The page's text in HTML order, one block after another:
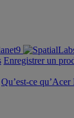
Enregistrer un
Qu’est-ce qu’Acer